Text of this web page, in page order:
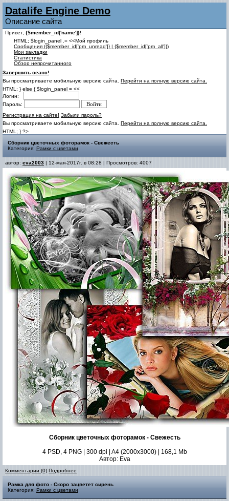
Datalife Engine Demo
Описание сайта
Привет, {$member_id['name']}!
HTML; $login_panel .= <<Мой профиль
Cообщения ({$member_id['pm_unread']} | {$member_id['pm_all']})
Мои закладки
Статистика
Обзор непрочитанного
Завершить сеанс!
Вы просматриваете мобильную версию сайта. Перейти на полную версию сайта.
HTML; } else { $login_panel = <<
Логин:
Пароль:
Регистрация на сайте! Забыли пароль?
Вы просматриваете мобильную версию сайта. Перейти на полную версию сайта.
HTML; } ?>
Сборник цветочных фоторамок - Свежесть
Категория: Рамки с цветами
автор: eva2003 | 12-мая-2017г. в 08:28 | Просмотров: 4007
Сборник цветочных фоторамок - Свежесть
4 PSD, 4 PNG | 300 dpi | A4 (2000x3000) | 168,1 Mb
Автор: Eva
Комментарии (0) Подробнее
Рамка для фото - Скоро зацветет сирень
Категория: Рамки с цветами